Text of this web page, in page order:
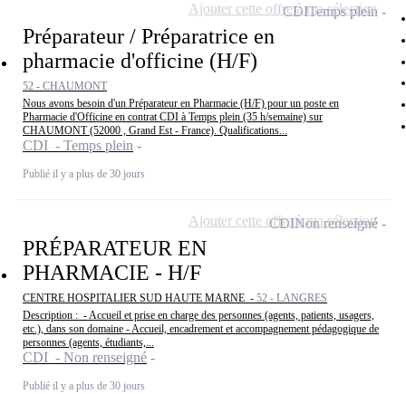
Préparateur / Préparatrice en
pharmacie d'officine (H/F)
52 - CHAUMONT
Nous avons besoin d'un Préparateur en Pharmacie (H/F) pour un poste en
Pharmacie d'Officine en contrat CDI à Temps plein (35 h/semaine) sur
CHAUMONT (52000 , Grand Est - France). Qualifications...
CDI - Temps plein
Publié il y a plus de 30 jours
CDITemps plein
Ajouter cette offre à ma sélection
PRÉPARATEUR EN
PHARMACIE - H/F
CENTRE HOSPITALIER SUD HAUTE MARNE - 52 - LANGRES
Description : - Accueil et prise en charge des personnes (agents, patients, usagers,
etc.), dans son domaine - Accueil, encadrement et accompagnement pédagogique de
personnes (agents, étudiants,...
CDI - Non renseigné
Publié il y a plus de 30 jours
CDINon renseigné
Ajouter cette offre à ma sélection